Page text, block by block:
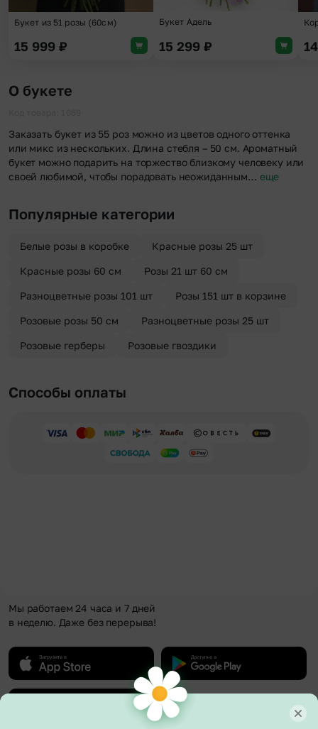
Букет из 51 розы (60см)
15 999 ₽
Букет Адель
15 299 ₽
О букете
Заказать букет из 55 роз можно из цветов одного оттенка
или микс из нескольких. Длина стебля – 50 см. Ароматный
букет можно подарить на торжество близкому человеку или
своей любимой, чтобы порадовать неожиданным… еще
Популярные категории
Белые розы в коробке Красные розы 25 шт
Красные розы 60 см Розы 21 шт 60 см
Разноцветные розы 101 шт Розы 151 шт в корзине
Розовые розы 50 см Разноцветные розы 25 шт
Розовые герберы Розовые гвоздики
Способы оплаты
Мы работаем 24 часа и 7 дней
в неделю. Даже без перерыва!